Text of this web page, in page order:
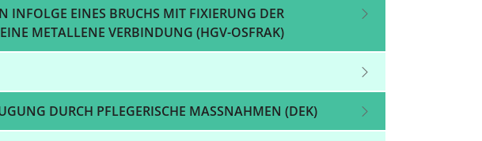
INFOLGE EINES BRUCHS MIT FIXIERUNG DER
METALLENE VERBINDUNG (HGV-OSFRAK)
DURCH PFLEGERISCHE MASSNAHMEN (DEK)